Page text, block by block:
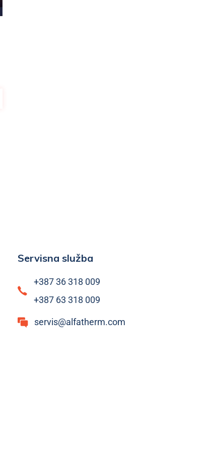
Servisna služba
+387 36 318 009
+387 63 318 009
servis@alfatherm.com